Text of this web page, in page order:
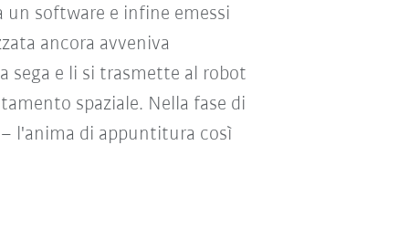
un software e infine emessi
ancora avveniva
sega e li si trasmette al robot
spaziale. Nella fase di
l'anima di appuntitura così